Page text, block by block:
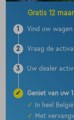
Gratis 12
1 Vind uw wagen
2 Vraag de
3 Uw dealer
✓
Geniet van uw
✓
In heel België
✓
Met